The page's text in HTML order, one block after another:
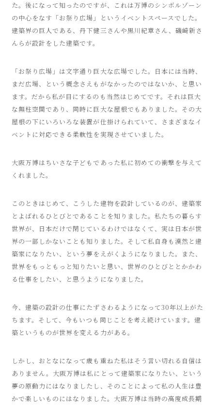
た。後になって知ったのですが、これは万博のシンボルゾーン
の中心をなす「お祭り広場」というイベントスペースでした。
建築界の巨人である、丹下健三さんや黒川紀章さん、磯崎新さ
んらが設計をした建築です。
「お祭り広場」は文字通り巨大な広場でした。日本には当時、
まだ広場、という概念さえもがなかったのではないか、と思い
ます。だから私が目にするのも当然はじめてです。それは巨大
な無柱空間であり、同時に巨大な屋根でもありました。その大
屋根の下にいろいろな装置が仕掛けられていて、さまざまなイ
ベントに対応できる柔軟性を実現させていました。
大阪万博はちいさな子どもであった私に初めての衝撃を与えて
くれました。
このときはじめて、こうした建物を設計しているのが、建築家
とよばれるひとびとであることを知りました。私たちの暮らす
世界が、日本だけで閉じているわけではなくて、実は日本が世
界の一部しかないことも知りました。そして私自身も漠然と建
築家になりたい、という夢をえがくようになりました。また、
世界をもっともっと知りたいと思い、世界のひとびととかかわ
る仕事をしたい、と思うようになりました。
今、建築の設計の仕事にたずさわるようになって30年以上がた
ちます。そして、今もいつも同じことを考え続けています。建
築というものが世界を変える力がある。
しかし、おとなになって歳も重ねた私はそう言い切れる自信は
ありません。大阪万博は私にとって建築家になりたい、という
夢の原動力にはなりましたし、そのことによって私の人生は豊
かで楽しいものにはなりました。大阪万博は当時の高度成長期